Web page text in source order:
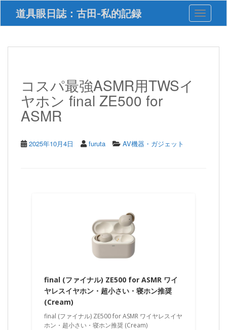
i
道具眼日誌：古田-私的記録 Toggle
コスパ最強ASMR用TWSイ
ヤホン final ZE500 for
ASMR
2025年10月4日 furuta AV機器・ガジェット
final (ファイナル) ZE500 for ASMR ワイ
ヤレスイヤホン・超小さい・寝ホン推奨
(Cream)
final (ファイナル) ZE500 for ASMR ワイヤレスイヤ
ホン・超小さい・寝ホン推奨 (Cream)